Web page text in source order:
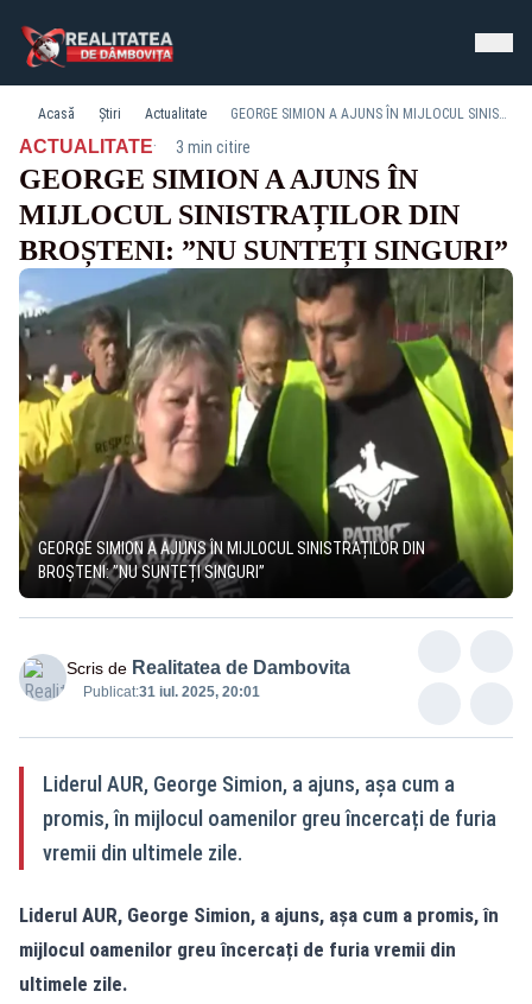
Acasă Știri Actualitate GEORGE SIMION A AJUNS ÎN MIJLOCUL SINISTRAȚILOR DIN BROȘTENI: ”NU SUNTEȚI SINGURI”
ACTUALITATE· 3 min citire
GEORGE SIMION A AJUNS ÎN
MIJLOCUL SINISTRAȚILOR DIN
BROȘTENI: ”NU SUNTEȚI SINGURI”
GEORGE SIMION A AJUNS ÎN MIJLOCUL SINISTRAȚILOR DIN
BROȘTENI: ”NU SUNTEȚI SINGURI”
Scris de Realitatea de Dambovita
Publicat:31 iul. 2025, 20:01
Liderul AUR, George Simion, a ajuns, așa cum a
promis, în mijlocul oamenilor greu încercați de furia
vremii din ultimele zile.
Liderul AUR, George Simion, a ajuns, așa cum a promis, în
mijlocul oamenilor greu încercați de furia vremii din
ultimele zile.